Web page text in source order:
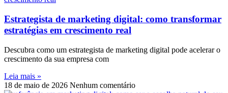
Estrategista de marketing digital: como transformar
estratégias em crescimento real
Descubra como um estrategista de marketing digital pode acelerar o
crescimento da sua empresa com
Leia mais »
18 de maio de 2026 Nenhum comentário